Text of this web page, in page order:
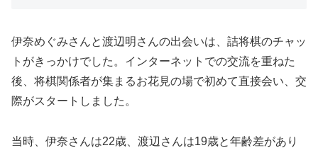
伊奈めぐみさんと渡辺明さんの出会いは、詰将棋のチャッ
トがきっかけでした。インターネットでの交流を重ねた
後、将棋関係者が集まるお花見の場で初めて直接会い、交
際がスタートしました。
当時、伊奈さんは22歳、渡辺さんは19歳と年齢差があり